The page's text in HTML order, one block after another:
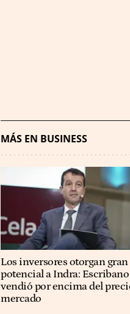
MÁS EN BUSINESS
Los inversores otorgan gran
potencial a Indra: Escribano
vendió por encima del
mercado